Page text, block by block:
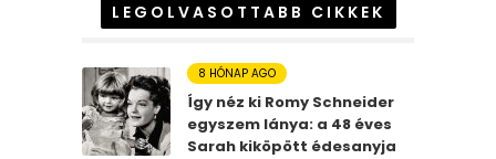
LEGOLVASOTTABB CIKKEK
8 HÓNAP AGO
Így néz ki Romy Schneider
egyszem lánya: a 48 éves
Sarah kiköpött édesanyja